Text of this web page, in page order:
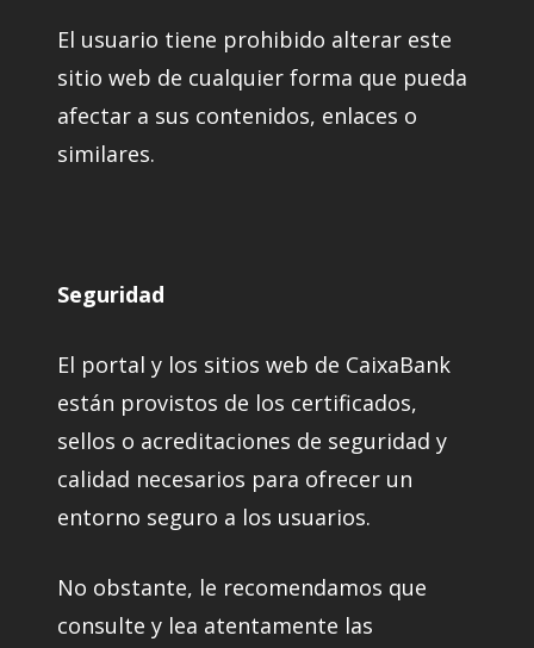
El usuario tiene prohibido alterar este
sitio web de cualquier forma que pueda
afectar a sus contenidos, enlaces o
similares.
Seguridad
El portal y los sitios web de CaixaBank
están provistos de los certificados,
sellos o acreditaciones de seguridad y
calidad necesarios para ofrecer un
entorno seguro a los usuarios.
No obstante, le recomendamos que
consulte y lea atentamente las